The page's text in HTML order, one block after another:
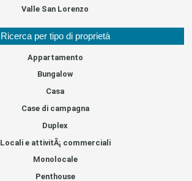
Valle San Lorenzo
Ricerca per tipo di proprietà
Appartamento
Bungalow
Casa
Case di campagna
Duplex
Locali e attivitÃ¡ commerciali
Monolocale
Penthouse